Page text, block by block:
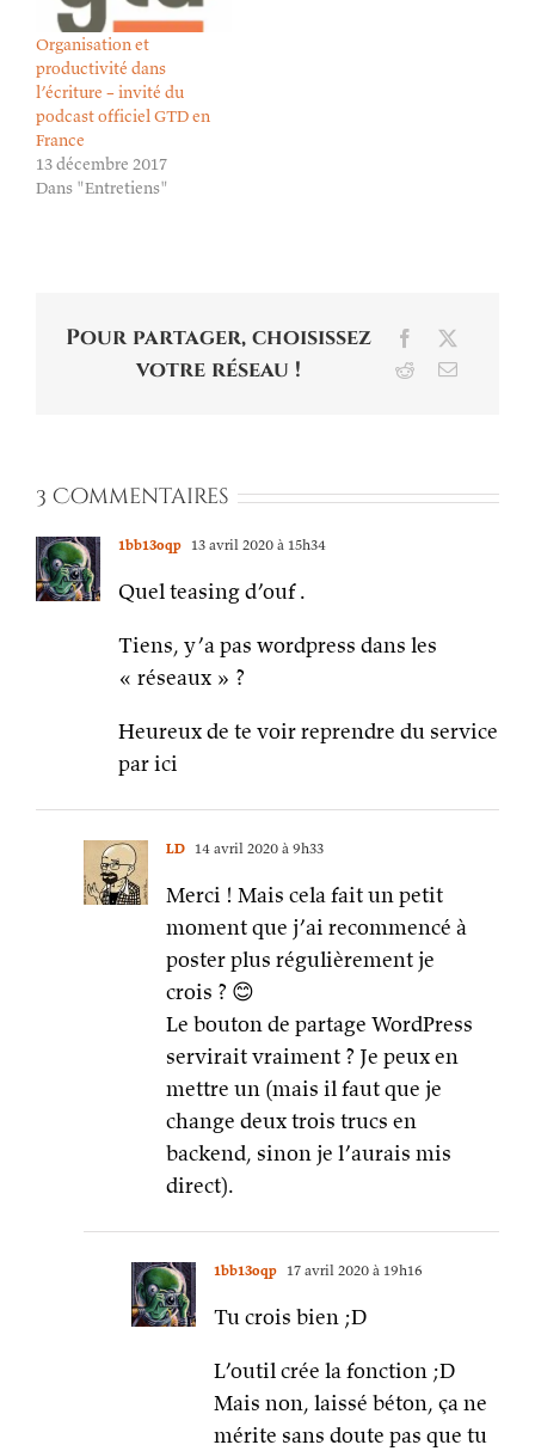
Organisation et
productivité dans
l’écriture – invité du
podcast officiel GTD en
France
13 décembre 2017
Dans "Entretiens"
Pour partager, choisissez
votre réseau !
Facebook
RedditEmail
3 Commentaires
1bb13oqp 13 avril 2020 à 15h34
Quel teasing d’ouf .
Tiens, y’a pas wordpress dans les
« réseaux » ?
Heureux de te voir reprendre du service
par ici
LD 14 avril 2020 à 9h33
Merci ! Mais cela fait un petit
moment que j’ai recommencé à
poster plus régulièrement je
crois ? 😊
Le bouton de partage WordPress
servirait vraiment ? Je peux en
mettre un (mais il faut que je
change deux trois trucs en
backend, sinon je l’aurais mis
direct).
1bb13oqp 17 avril 2020 à 19h16
Tu crois bien ;D
L’outil crée la fonction ;D
Mais non, laissé béton, ça ne
mérite sans doute pas que tu